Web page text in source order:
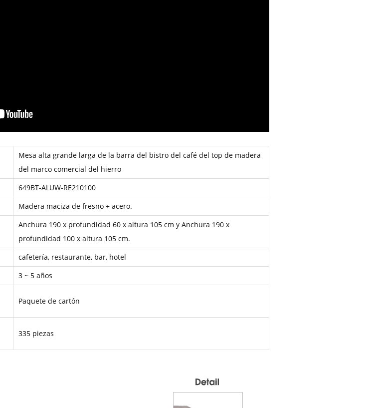
Mesa alta grande larga de la barra del bistro del café del top de madera
del marco comercial del hierro
649BT-ALUW-RE210100
Madera maciza de fresno + acero.
Anchura 190 x profundidad 60 x altura 105 cm y Anchura 190 x
profundidad 100 x altura 105 cm.
cafetería, restaurante, bar, hotel
3 ~ 5 años
Paquete de cartón
335 piezas